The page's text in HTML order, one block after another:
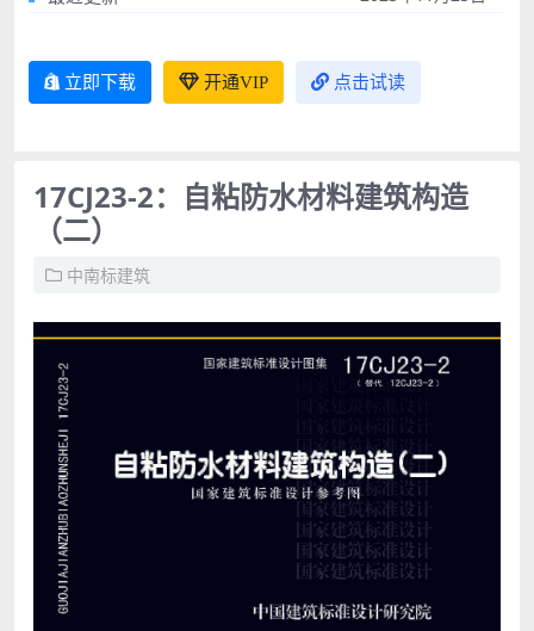
立即下载 开通VIP 点击试读
17CJ23-2：自粘防水材料建筑构造
（二）
中南标建筑